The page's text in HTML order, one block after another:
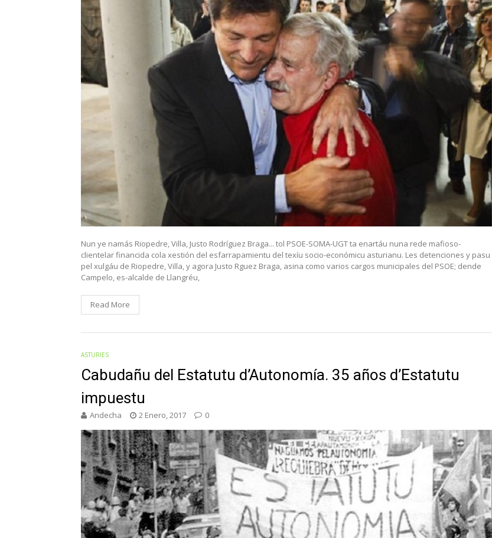
Nun ye namás Riopedre, Villa, Justo Rodríguez Braga... tol PSOE-SOMA-UGT ta enartáu nuna rede mafioso-
clientelar financida cola xestión del esfarrapamientu del texíu socio-económicu asturianu. Les detenciones y pasu
pel xulgáu de Riopedre, Villa, y agora Justo Rguez Braga, asina como varios cargos municipales del PSOE; dende
Campelo, es-alcalde de Llangréu,
Read More
ASTURIES
Cabudañu del Estatutu d’Autonomía. 35 años d’Estatutu
impuestu
Andecha 2 Enero, 2017 0